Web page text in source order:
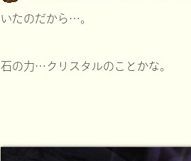
いたのだから…。
石の力…クリスタルのことかな。